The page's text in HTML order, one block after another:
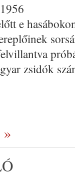
e
zsidók